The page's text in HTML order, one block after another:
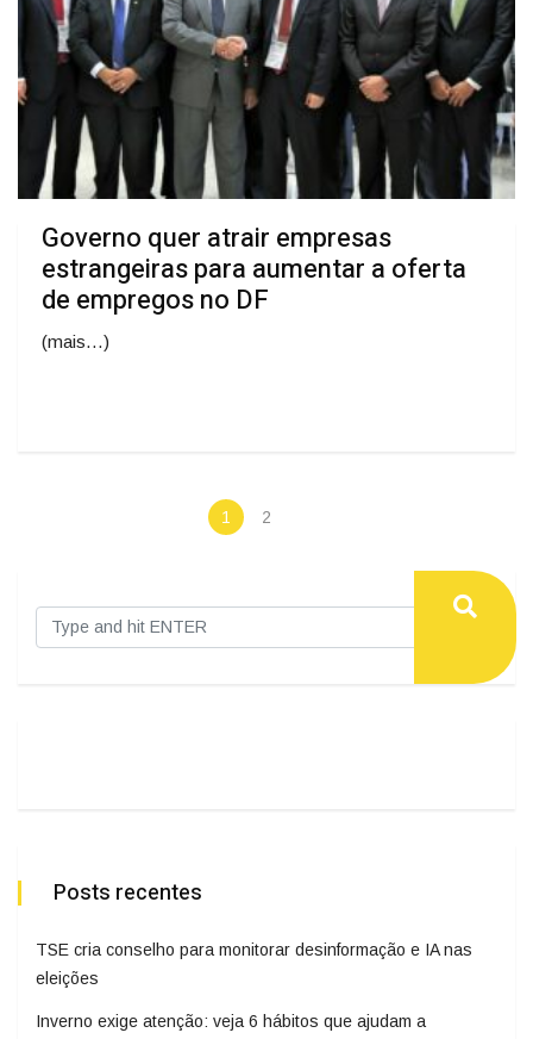
Governo quer atrair empresas
estrangeiras para aumentar a oferta
de empregos no DF
(mais…)
1 2
Posts recentes
TSE cria conselho para monitorar desinformação e IA nas
eleições
Inverno exige atenção: veja 6 hábitos que ajudam a